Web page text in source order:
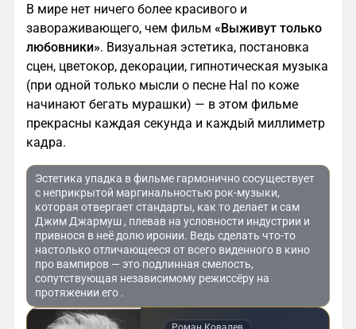
В мире нет ничего более красивого и
завораживающего, чем фильм «Выживут только
любовники». Визуальная эстетика, постановка
сцен, цветокор, декорации, гипнотическая музыка
(при одной только мысли о песне Hal по коже
начинают бегать мурашки) — в этом фильме
прекрасны каждая секунда и каждый миллиметр
кадра.
Эстетика упадка в фильме гармонично сосуществует
с неприкрытой маргинальностью рок-музыки,
которая отвергает стандарты, как то делает и сам
Джим Джармуш , плевав на условности индустрии и
привнося в неё долю иронии. Ведь сделать что-то
настолько отличающееся от всего виденного в кино
про вампиров — это подлинная смелость,
сопутствующая независимому режиссёру на
протяжении его .